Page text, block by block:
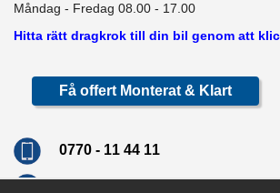
Måndag - Fredag 08.00 - 17.00
Hitta rätt dragkrok till din bil genom att
Få offert Monterat & Klart
0770 - 11 44 11